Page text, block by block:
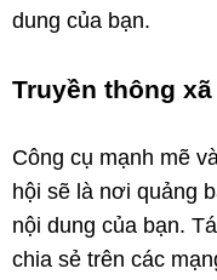
dung của bạn.
Truyền thông
Công cụ mạnh mẽ
hội sẽ là nơi quảng
nội dung của bạn.
chia sẻ trên các